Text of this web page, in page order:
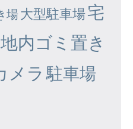
場大型駐車場宅
内ゴミ置き
メラ 駐車場